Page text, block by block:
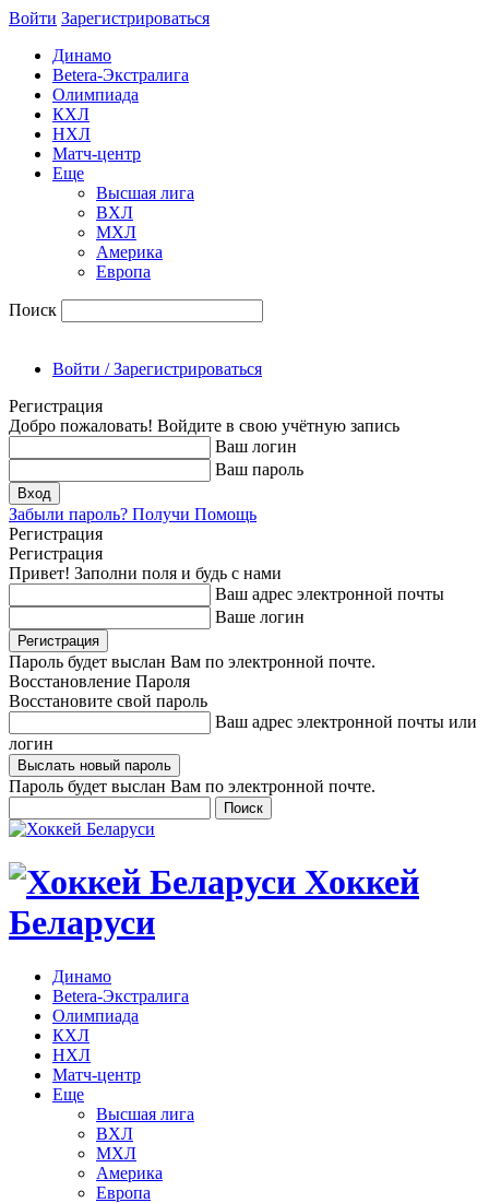
Войти Зарегиcтрироваться
Динамо
Betera-Экстралига
Олимпиада
КХЛ
НХЛ
Матч-центр
Еще
Высшая лига
ВХЛ
МХЛ
Америка
Европа
Поиск
Войти / Зарегистрироваться
Регистрация
Добро пожаловать! Войдите в свою учётную запись
Ваш логин
Ваш пароль
Забыли пароль? Получи Помощь
Регистрация
Регистрация
Привет! Заполни поля и будь с нами
Ваш адрес электронной почты
Ваше логин
Пароль будет выслан Вам по электронной почте.
Восстановление Пароля
Восстановите свой пароль
Ваш адрес электронной почты или
логин
Пароль будет выслан Вам по электронной почте.
Хоккей
Беларуси
Динамо
Betera-Экстралига
Олимпиада
КХЛ
НХЛ
Матч-центр
Еще
Высшая лига
ВХЛ
МХЛ
Америка
Европа